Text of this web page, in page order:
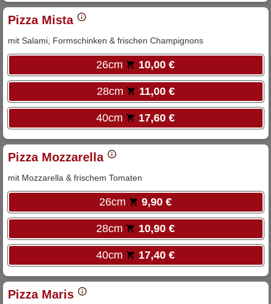
Pizza Mista
mit Salami, Formschinken & frischen Champignons
26cm 10,00 €
28cm 11,00 €
40cm 17,60 €
Pizza Mozzarella
mit Mozzarella & frischem Tomaten
26cm 9,90 €
28cm 10,90 €
40cm 17,40 €
Pizza Maris